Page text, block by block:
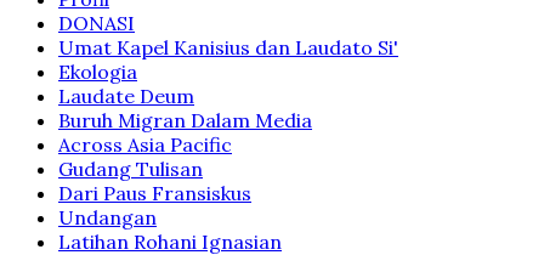
DONASI
Umat Kapel Kanisius dan Laudato Si'
Ekologia
Laudate Deum
Buruh Migran Dalam Media
Across Asia Pacific
Gudang Tulisan
Dari Paus Fransiskus
Undangan
Latihan Rohani Ignasian